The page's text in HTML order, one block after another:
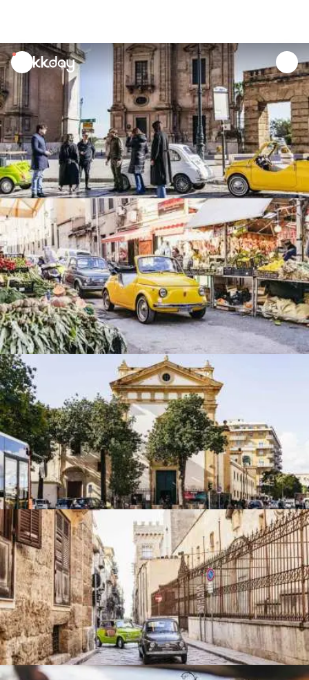
unread
notifications